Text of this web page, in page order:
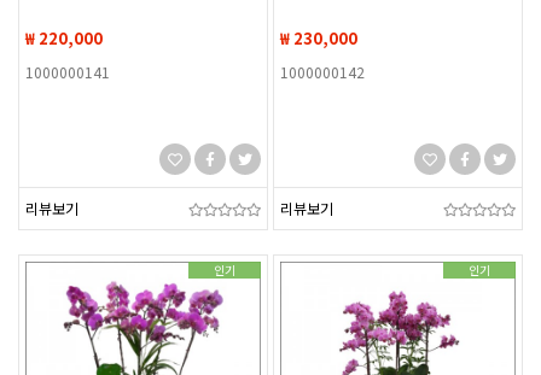
₩ 220,000
1000000141
리뷰보기
₩ 230,000
1000000142
리뷰보기
인기 인기